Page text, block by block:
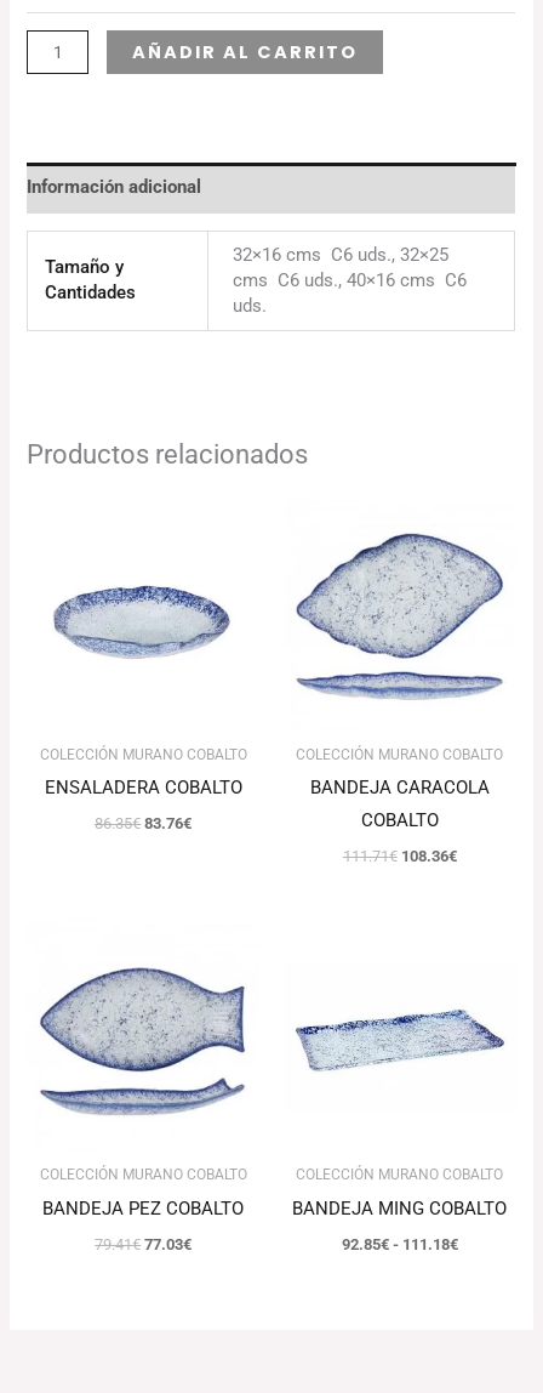
AÑADIR AL CARRITO
Información adicional
Tamaño y
Cantidades
32×16 cms C6 uds., 32×25
cms C6 uds., 40×16 cms C6
uds.
Productos relacionados
COLECCIÓN MURANO COBALTO
ENSALADERA COBALTO
86.35€
86.35€.
83.76€
83.76€.
COLECCIÓN MURANO COBALTO
BANDEJA CARACOLA
COBALTO
111.71€
original
era:
111.71€.
108.36€
actual
es:
108.36€.
COLECCIÓN MURANO COBALTO
BANDEJA PEZ COBALTO
79.41€
original
era:
79.41€.
77.03€
es:
77.03€.
COLECCIÓN MURANO COBALTO
BANDEJA MING COBALTO
92.85€ - 111.18€
92.85€
hasta
111.18€